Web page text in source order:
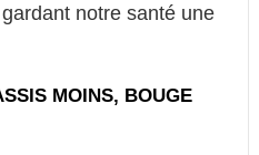
notre santé une
MOINS, BOUGE